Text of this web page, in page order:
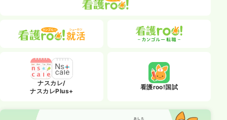
ナスカレ/
ナスカレPlus+
看護roo!国試